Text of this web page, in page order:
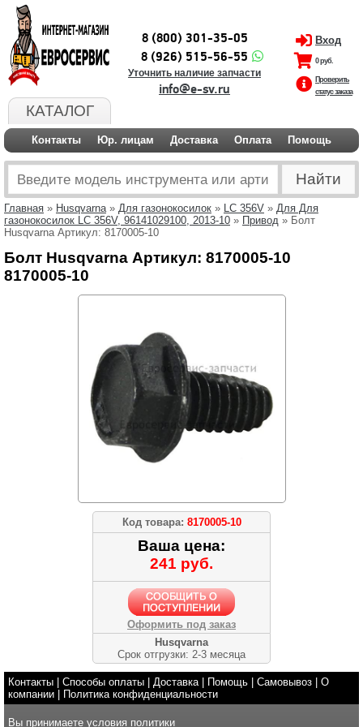
КАТАЛОГ
8 (800) 301-35-05
8 (926) 515-56-55
Уточнить наличие запчасти
info@e-sv.ru
Вход
0 руб.
Проверить
статус заказа
Контакты Юр. лицам Доставка Оплата Помощь
Главная » Husqvarna» Для газонокосилок » LC 356V » Для Для
газонокосилок LC 356V, 96141029100, 2013-10 » Привод » Болт
Husqvarna Артикул: 8170005-10
Болт Husqvarna Артикул: 8170005-10
8170005-10
Код товара: 8170005-10
Ваша цена:
241 руб.
Оформить под заказ
Husqvarna
Срок отгрузки: 2-3 месяца
Контакты Способы оплаты Доставка| Помощь Самовывоз
О
компании
Политика конфиденциальности
Вы принимаете условия политики